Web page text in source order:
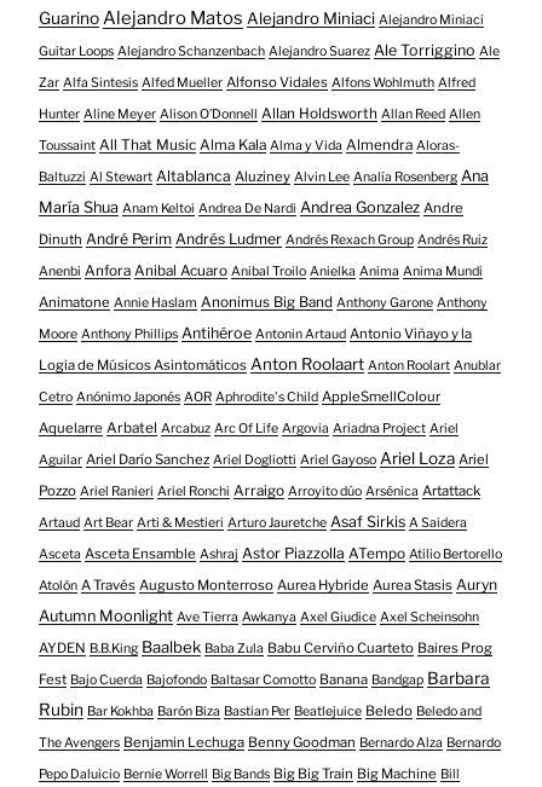
GuarinoAlejandro Matos Alejandro Miniaci Alejandro Miniaci
Guitar Loops Alejandro Schanzenbach Alejandro Suarez Ale Torriggino Ale
Zar Alfa Sintesis Alfed Mueller Alfonso Vidales Alfons Wohlmuth Alfred
Hunter Aline Meyer Alison O​’​Donnell Allan Holdsworth Allan Reed Allen
Toussaint All That Music Alma Kala Alma y Vida Almendra Aloras-
Baltuzzi Al Stewart Altablanca Aluziney Alvin Lee Analía Rosenberg Ana
María Shua Anam Keltoi Andrea De Nardi Andrea Gonzalez Andre
Dinuth André Perim Andrés Ludmer Andrés Rexach Group Andrés Ruiz
Anenbi Anfora Anibal Acuaro Anibal Troilo Anielka Anima Anima Mundi
Animatone Annie Haslam Anonimus Big Band Anthony Garone Anthony
Moore Anthony Phillips Antihéroe Antonin Artaud Antonio Viñayo y la
Logia de Músicos Asintomáticos Anton Roolaart Anton Roolart Anublar
Cetro Anónimo Japonés AOR Aphrodite's Child AppleSmellColour
Aquelarre Arbatel Arcabuz Arc Of Life Argovia Ariadna Project Ariel
Aguilar Ariel Darío Sanchez Ariel Dogliotti Ariel Gayoso Ariel Loza Ariel
Pozzo Ariel Ranieri Ariel Ronchi Arraigo Arroyito dúo Arsénica Artattack
Artaud Art Bear Arti & Mestieri Arturo Jauretche Asaf Sirkis A Saidera
Asceta Asceta Ensamble Ashraj Astor Piazzolla ATempo Atilio Bertorello
Atolón A Través Augusto Monterroso Aurea Hybride Aurea Stasis Auryn
Autumn Moonlight Ave Tierra Awkanya Axel Giudice Axel Scheinsohn
AYDEN B.B.King Baalbek Baba Zula Babu Cerviño Cuarteto Baires Prog
Fest Bajo Cuerda Bajofondo Baltasar Comotto Banana Bandgap Barbara
Rubin Bar Kokhba Barón Biza Bastian Per Beatlejuice Beledo Beledo and
The Avengers Benjamin Lechuga Benny Goodman Bernardo Alza Bernardo
Pepo Daluicio Bernie Worrell Big Bands Big Big Train Big Machine Bill